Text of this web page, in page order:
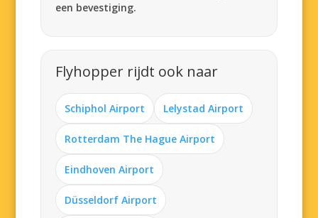
een bevestiging.
Flyhopper rijdt ook naar
Schiphol Airport Lelystad Airport
Rotterdam The Hague Airport
Eindhoven Airport
Düsseldorf Airport